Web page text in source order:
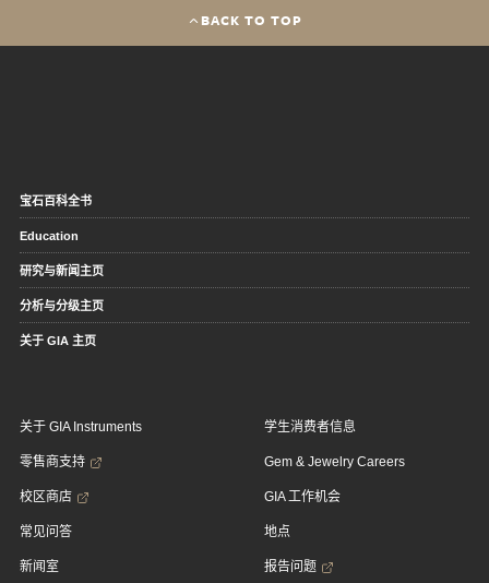
BACK TO TOP
宝石百科全书
Education
研究与新闻主页
分析与分级主页
关于 GIA 主页
关于 GIA Instruments
零售商支持
校区商店
常见问答
新闻室
学生消费者信息
Gem & Jewelry Careers
GIA 工作机会
地点
报告问题